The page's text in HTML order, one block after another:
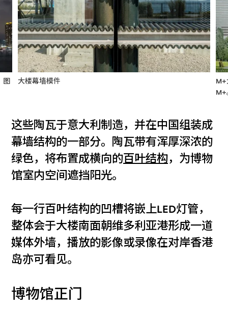
大楼幕墙模件
M+
图
这些陶瓦于意大利制造，并在中国组装成
幕墙结构的一部分。陶瓦带有浑厚深浓的
绿色，将布置成横向的百叶结构，为博物
馆室内空间遮挡阳光。
每一行百叶结构的凹槽将嵌上LED灯管，
整体会于大楼南面朝维多利亚港形成一道
媒体外墙，播放的影像或录像在对岸香港
岛亦可看见。
博物馆正门